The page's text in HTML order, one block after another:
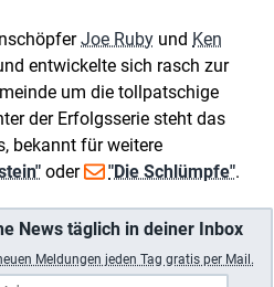
Joe Ruby und Ken
entwickelte sich rasch zur
um die tollpatschige
der Erfolgsserie steht das
bekannt für weitere
oder "Die Schlümpfe".
News täglich in deiner Inbox
Meldungen jeden Tag gratis per Mail.